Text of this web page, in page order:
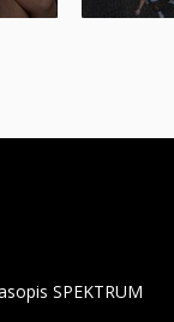
SPEKTRUM